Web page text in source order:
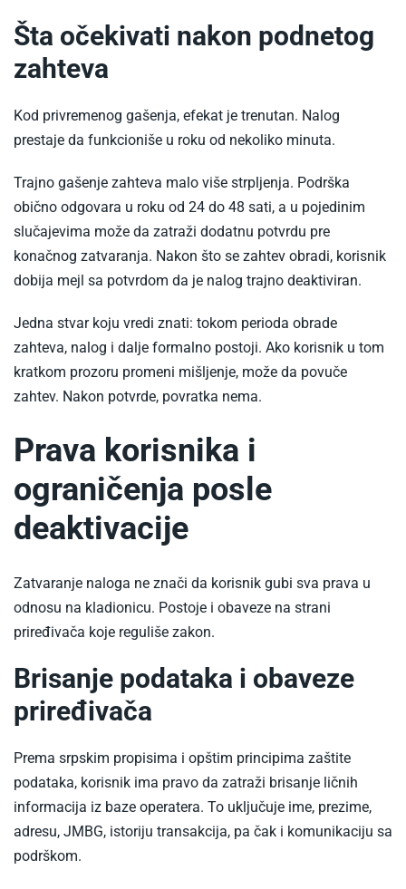
Šta očekivati nakon podnetog
zahteva
Kod privremenog gašenja, efekat je trenutan. Nalog
prestaje da funkcioniše u roku od nekoliko minuta.
Trajno gašenje zahteva malo više strpljenja. Podrška
obično odgovara u roku od 24 do 48 sati, a u pojedinim
slučajevima može da zatraži dodatnu potvrdu pre
konačnog zatvaranja. Nakon što se zahtev obradi, korisnik
dobija mejl sa potvrdom da je nalog trajno deaktiviran.
Jedna stvar koju vredi znati: tokom perioda obrade
zahteva, nalog i dalje formalno postoji. Ako korisnik u tom
kratkom prozoru promeni mišljenje, može da povuče
zahtev. Nakon potvrde, povratka nema.
Prava korisnika i
ograničenja posle
deaktivacije
Zatvaranje naloga ne znači da korisnik gubi sva prava u
odnosu na kladionicu. Postoje i obaveze na strani
priređivača koje reguliše zakon.
Brisanje podataka i obaveze
priređivača
Prema srpskim propisima i opštim principima zaštite
podataka, korisnik ima pravo da zatraži brisanje ličnih
informacija iz baze operatera. To uključuje ime, prezime,
adresu, JMBG, istoriju transakcija, pa čak i komunikaciju sa
podrškom.